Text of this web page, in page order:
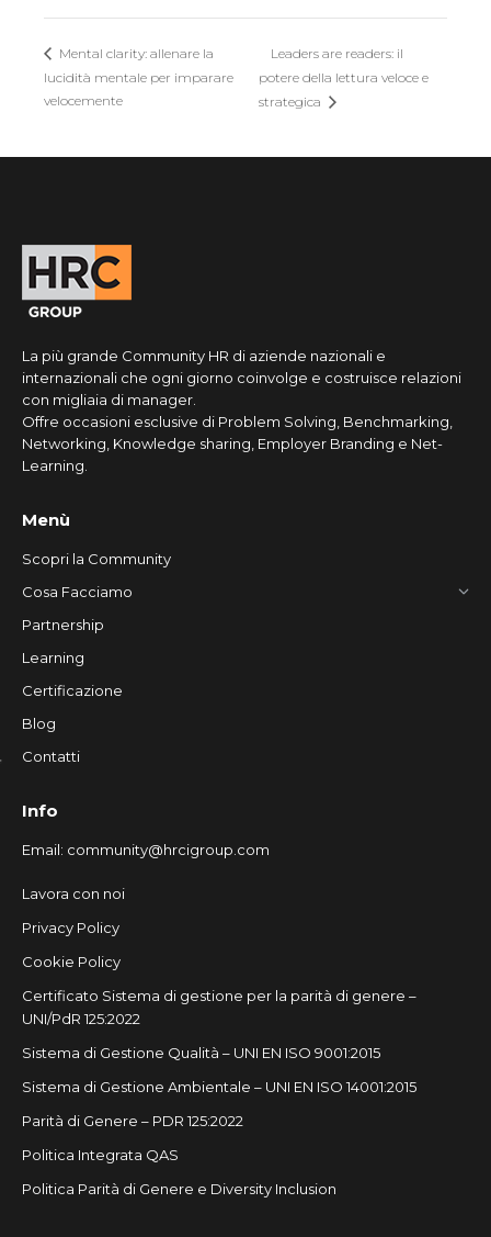
Mental clarity: allenare la
lucidità mentale per imparare
velocemente
Leaders are readers: il
potere della lettura veloce e
strategica
La più grande Community HR di aziende nazionali e
internazionali che ogni giorno coinvolge e costruisce relazioni
con migliaia di manager.
Offre occasioni esclusive di Problem Solving, Benchmarking,
Networking, Knowledge sharing, Employer Branding e Net-
Learning.
Menù
Scopri la Community
Cosa Facciamo
Partnership
Learning
Certificazione
Blog
Contatti
Info
Email: community@hrcigroup.com
Lavora con noi
Privacy Policy
Cookie Policy
Certificato Sistema di gestione per la parità di genere –
UNI/PdR 125:2022
Sistema di Gestione Qualità – UNI EN ISO 9001:2015
Sistema di Gestione Ambientale – UNI EN ISO 14001:2015
Parità di Genere – PDR 125:2022
Politica Integrata QAS
Politica Parità di Genere e Diversity Inclusion